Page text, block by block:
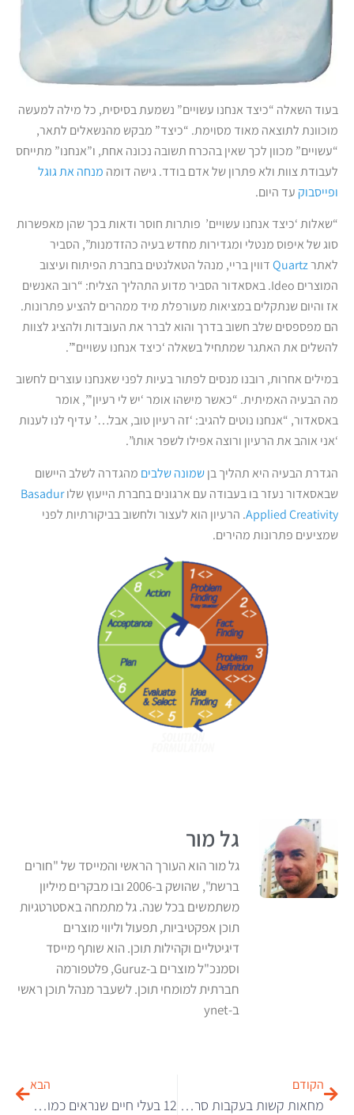
בעוד השאלה “כיצד אנחנו עשויים” נשמעת בסיסית, כל מילה למעשה
מוכוונת לתוצאה מאוד מסוימת. “כיצד” מבקש מהנשאלים לתאר,
“עשויים” מכוון לכך שאין בהכרח תשובה נכונה אחת, ו”אנחנו” מתייחס
לעבודת צוות ולא פתרון של אדם בודד. גישה דומהמנחה את גוגל
ופייסבוקעד היום.
“שאלות ‘כיצד אנחנו עשויים’ פותרות חוסר ודאות בכך שהן מאפשרות
סוג של איפוס מנטלי ומגדירות מחדש בעיה כהזדמנות”, הסביר
לאתרQuartzדווין בריי, מנהל הטאלנטים בחברת הפיתוח ועיצוב
המוצרים Ideo. באסאדור הסביר מדוע התהליך הצליח: “רוב האנשים
אז והיום שנתקלים במציאות מעורפלת מיד ממהרים להציע פתרונות.
הם מפספסים שלב חשוב בדרך והוא לברר את העובדות ולהציג לצוות
להשלים את האתגר שמתחיל בשאלה ‘כיצד אנחנו עשויים'”.
במילים אחרות, רובנו מנסים לפתור בעיות לפני שאנחנו עוצרים לחשוב
מה הבעיה האמיתית. “כאשר מישהו אומר ‘יש לי רעיון'”, אומר
באסאדור, “אנחנו נוטים להגיב: ‘זה רעיון טוב, אבל…’ עדיף לנו לענות
‘אני אוהב את הרעיון ורוצה אפילו לשפר אותו”.
הגדרת הבעיה היא תהליך בןשמונה שלביםמהגדרה לשלב היישום
שבאסאדור נעזר בו בעבודה עם ארגונים בחברת הייעוץ שלוBasadur
Applied Creativity. הרעיון הוא לעצור ולחשוב בביקורתיות לפני
שמציעים פתרונות מהירים.
גל מור
גל מור הוא העורך הראשי והמייסד של "חורים
ברשת", שהושק ב-2006 ובו מבקרים מיליון
משתמשים בכל שנה. גל מתמחה באסטרטגיות
תוכן אפקטיביות, תפעול וליווי מוצרים
דיגיטליים וקהילות תוכן. הוא שותף מייסד
וסמנכ"ל מוצרים ב-Guruz, פלטפורמה
חברתית למומחי תוכן. לשעבר מנהל תוכן ראשי
ב-ynet
הקודם
מחאות קשות בעקבות סרטון גרפי המתעד שור שהרג עצמו לאחר שקרניו הוצתו
הבא
12 בעלי חיים שנראים כמו שיבוט של דמויות אנימציה פופולריות